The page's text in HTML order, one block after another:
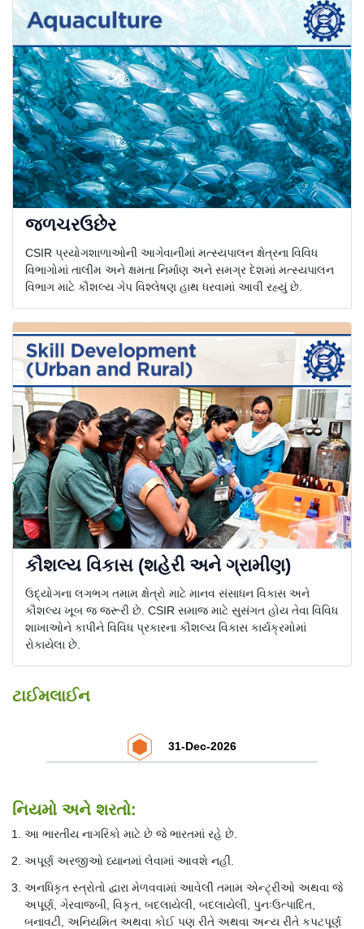
જળચરઉછેર
CSIR પ્રયોગશાળાઓની આગેવાનીમાં મત્સ્યપાલન ક્ષેત્રના વિવિધ
વિભાગોમાં તાલીમ અને ક્ષમતા નિર્માણ અને સમગ્ર દેશમાં મત્સ્યપાલન
વિભાગ માટે કૌશલ્ય ગેપ વિશ્લેષણ હાથ ધરવામાં આવી રહ્યું છે.
કૌશલ્ય વિકાસ (શહેરી અને ગ્રામીણ)
ઉદ્યોગના લગભગ તમામ ક્ષેત્રો માટે માનવ સંસાધન વિકાસ અને
કૌશલ્ય ખૂબ જ જરૂરી છે. CSIR સમાજ માટે સુસંગત હોય તેવા વિવિધ
શાખાઓને કાપીને વિવિધ પ્રકારના કૌશલ્ય વિકાસ કાર્યક્રમોમાં
રોકાયેલા છે.
ટાઈમલાઈન
31-Dec-2026
નિયમો અને શરતો:
આ ભારતીય નાગરિકો માટે છે જે ભારતમાં રહે છે.
અપૂર્ણ અરજીઓ ધ્યાનમાં લેવામાં આવશે નહીં.
અનધિકૃત સ્ત્રોતો દ્વારા મેળવવામાં આવેલી તમામ એન્ટ્રીઓ અથવા જે
અપૂર્ણ, ગેરવાજબી, વિકૃત, બદલાયેલી, બદલાયેલી, પુનઃઉત્પાદિત,
બનાવટી, અનિયમિત અથવા કોઈ પણ રીતે અથવા અન્ય રીતે કપટપૂર્ણ